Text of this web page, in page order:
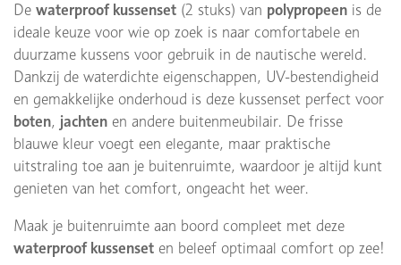
De waterproof kussenset (2 stuks) van polypropeen is de
ideale keuze voor wie op zoek is naar comfortabele en
duurzame kussens voor gebruik in de nautische wereld.
Dankzij de waterdichte eigenschappen, UV-bestendigheid
en gemakkelijke onderhoud is deze kussenset perfect voor
boten, jachten en andere buitenmeubilair. De frisse
blauwe kleur voegt een elegante, maar praktische
uitstraling toe aan je buitenruimte, waardoor je altijd kunt
genieten van het comfort, ongeacht het weer.
Maak je buitenruimte aan boord compleet met deze
waterproof kussenset en beleef optimaal comfort op zee!